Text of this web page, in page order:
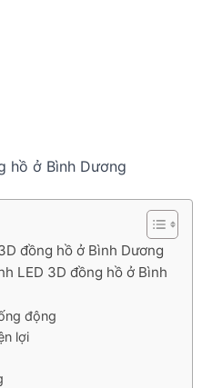
hồ ở Bình Dương
đồng hồ ở Bình Dương
LED 3D đồng hồ ở Bình
động
lợi